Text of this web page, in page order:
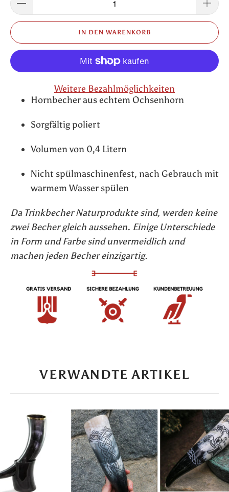
IN DEN WARENKORB
Weitere Bezahlmöglichkeiten
Hornbecher aus echtem Ochsenhorn
Sorgfältig poliert
Volumen von 0,4 Litern
Nicht spülmaschinenfest, nach Gebrauch mit
warmem Wasser spülen
Da Trinkbecher Naturprodukte sind, werden keine
zwei Becher gleich aussehen. Einige Unterschiede
in Form und Farbe sind unvermeidlich und
machen jeden Becher einzigartig.
VERWANDTE ARTIKEL